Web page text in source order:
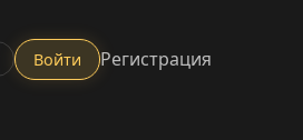
Войти Регистрация